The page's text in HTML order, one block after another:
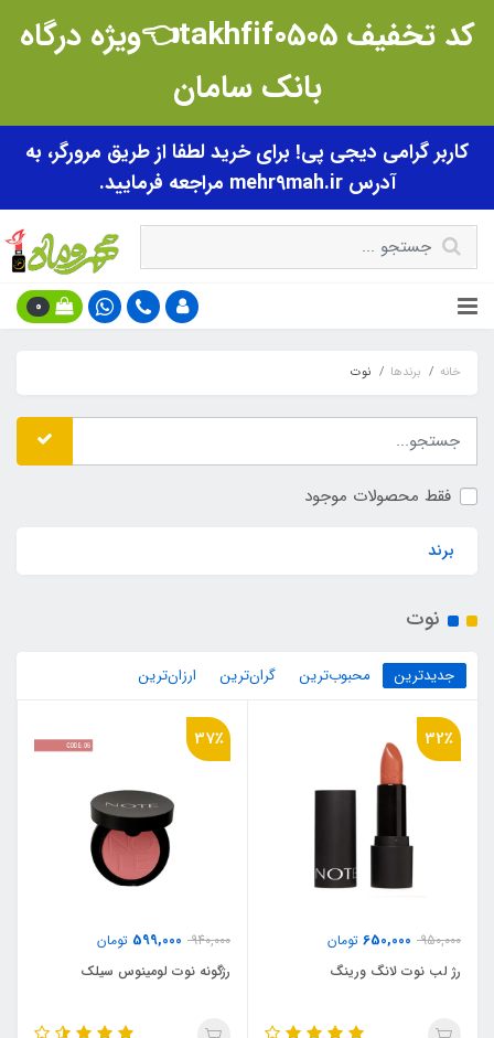
کد تخفیف takhfif0505👈ویژه درگاه
بانک سامان
کاربر گرامی دیجی پی! برای خرید لطفا از طریق مرورگر، به
آدرس mehr9mah.ir مراجعه فرمایید.
0
خانه برندها نوت
فقط محصولات موجود
برند
نوت
جدیدترین محبوب‌ترین گران‌ترین ارزان‌ترین
32٪
950,000
650,000 تومان
رژ لب نوت لانگ ورینگ
37٪
940,000
599,000 تومان
رژگونه نوت لومینوس سیلک